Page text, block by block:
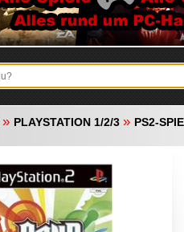
» PLAYSTATION 1/2/3 » PS2-